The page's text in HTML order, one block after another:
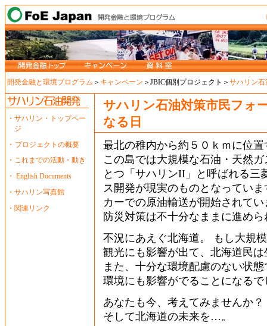
開発金融と環境プログラム ＞ キャンペーン ＞JBIC個別プロジェクト＞ サハリン石
・ サハリン・トップペー
ジ
・ プロジェクトの概要
・ これまでの活動・動き
・ English Documents
・ サハリン写真館
・ 関連リンク
サハリン石油対策市民フォ
なる日
最北の稚内から約５０ｋｍに位
この島では大規模な石油・天然
とつ「サハリンII」と呼ばれる三
ス開発が現実のものとなってい
カーでの原油輸送が開始されて
防災対策は不十分なままに進め
不況にあえぐ北海道。 もし大規
観光にも影響が出て、北海道民
また、十分な環境配慮のない状
環境にも影響がでることになるで
あなたも今、考えてみませんか
そして北海道の未来を…。